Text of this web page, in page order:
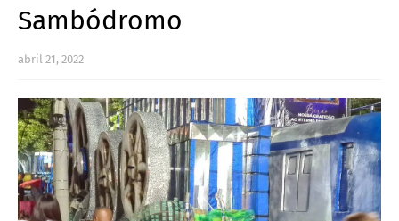
Sambódromo
abril 21, 2022